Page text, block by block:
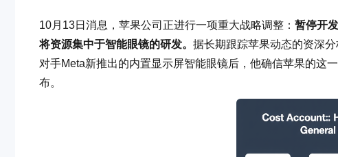
10月13日消息，苹果公司正进行一项重大战略调整： 暂停开
将资源集中于智能眼镜的研发。 据长期跟踪苹果动态的资深
对手Meta新推出的内置显示屏智能眼镜后，他确信苹果的这
布。